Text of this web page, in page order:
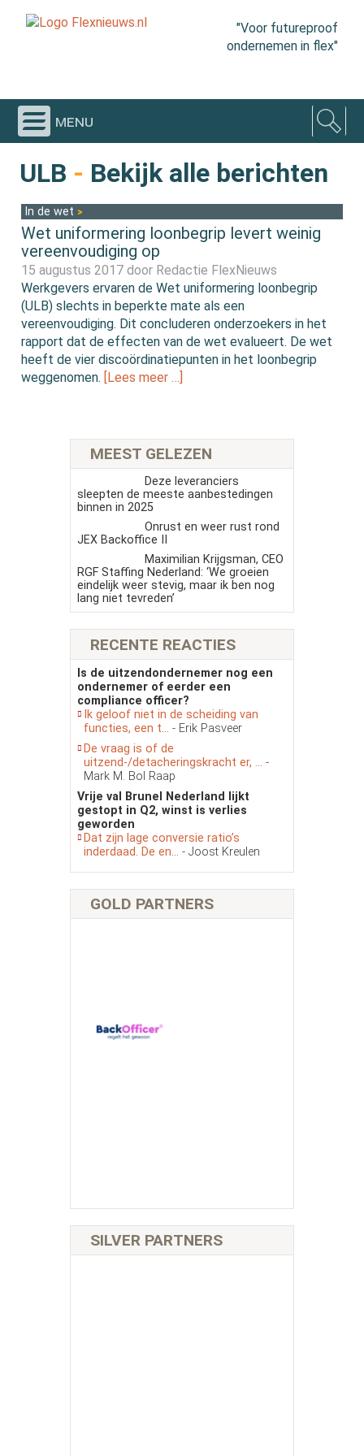
"Voor futureproof
ondernemen in flex"
menu
ULB - Bekijk alle berichten
In de wet
Wet uniformering loonbegrip levert weinig
vereenvoudiging op
15 augustus 2017 door Redactie FlexNieuws
Werkgevers ervaren de Wet uniformering loonbegrip
(ULB) slechts in beperkte mate als een
vereenvoudiging. Dit concluderen onderzoekers in het
rapport dat de effecten van de wet evalueert. De wet
heeft de vier discoördinatiepunten in het loonbegrip
weggenomen. [Lees meer …]
MEEST GELEZEN
Deze leveranciers
sleepten de meeste aanbestedingen
binnen in 2025
Onrust en weer rust rond
JEX Backoffice II
Maximilian Krijgsman, CEO
RGF Staffing Nederland: ‘We groeien
eindelijk weer stevig, maar ik ben nog
lang niet tevreden’
RECENTE REACTIES
Is de uitzendondernemer nog een
ondernemer of eerder een
compliance officer?
Ik geloof niet in de scheiding van
functies, een t... - Erik Pasveer
De vraag is of de
uitzend-/detacheringskracht er, ... -
Mark M. Bol Raap
Vrije val Brunel Nederland lijkt
gestopt in Q2, winst is verlies
geworden
Dat zijn lage conversie ratio’s
inderdaad. De en... - Joost Kreulen
GOLD PARTNERS
SILVER PARTNERS